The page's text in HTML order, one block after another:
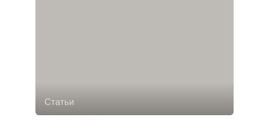
Статьи